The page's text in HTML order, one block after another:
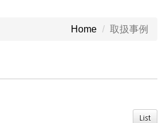
Home 取扱事例
List